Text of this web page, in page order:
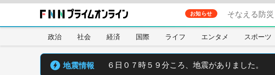
お知らせ そなえる防
政治 社会 経済 国際 ライフ エンタメ スポーツ
地震情報 ６日０７時５９分ころ、地震がありました。